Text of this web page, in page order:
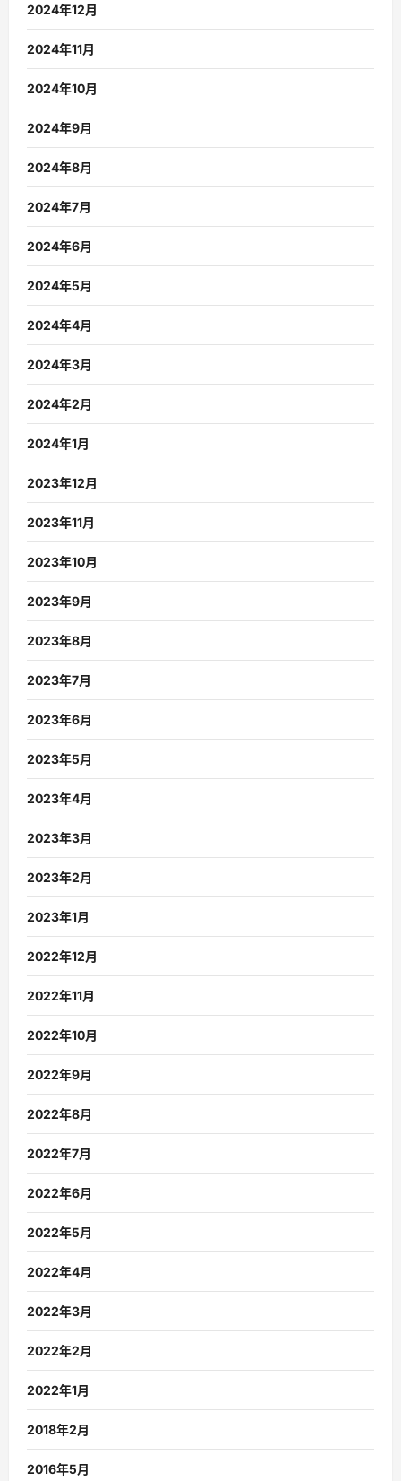
2024年12月
2024年11月
2024年10月
2024年9月
2024年8月
2024年7月
2024年6月
2024年5月
2024年4月
2024年3月
2024年2月
2024年1月
2023年12月
2023年11月
2023年10月
2023年9月
2023年8月
2023年7月
2023年6月
2023年5月
2023年4月
2023年3月
2023年2月
2023年1月
2022年12月
2022年11月
2022年10月
2022年9月
2022年8月
2022年7月
2022年6月
2022年5月
2022年4月
2022年3月
2022年2月
2022年1月
2018年2月
2016年5月